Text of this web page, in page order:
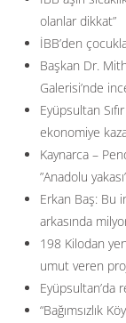
olanlar dikkat”
İBB’den
Başkan Dr.
Galerisi’nde
Eyüpsultan
ekonomiye
Kaynarca –
”Anadolu
Erkan Baş: Bu
arkasında
198 Kilodan
umut veren
Eyüpsultan’da
“Bağımsızlık